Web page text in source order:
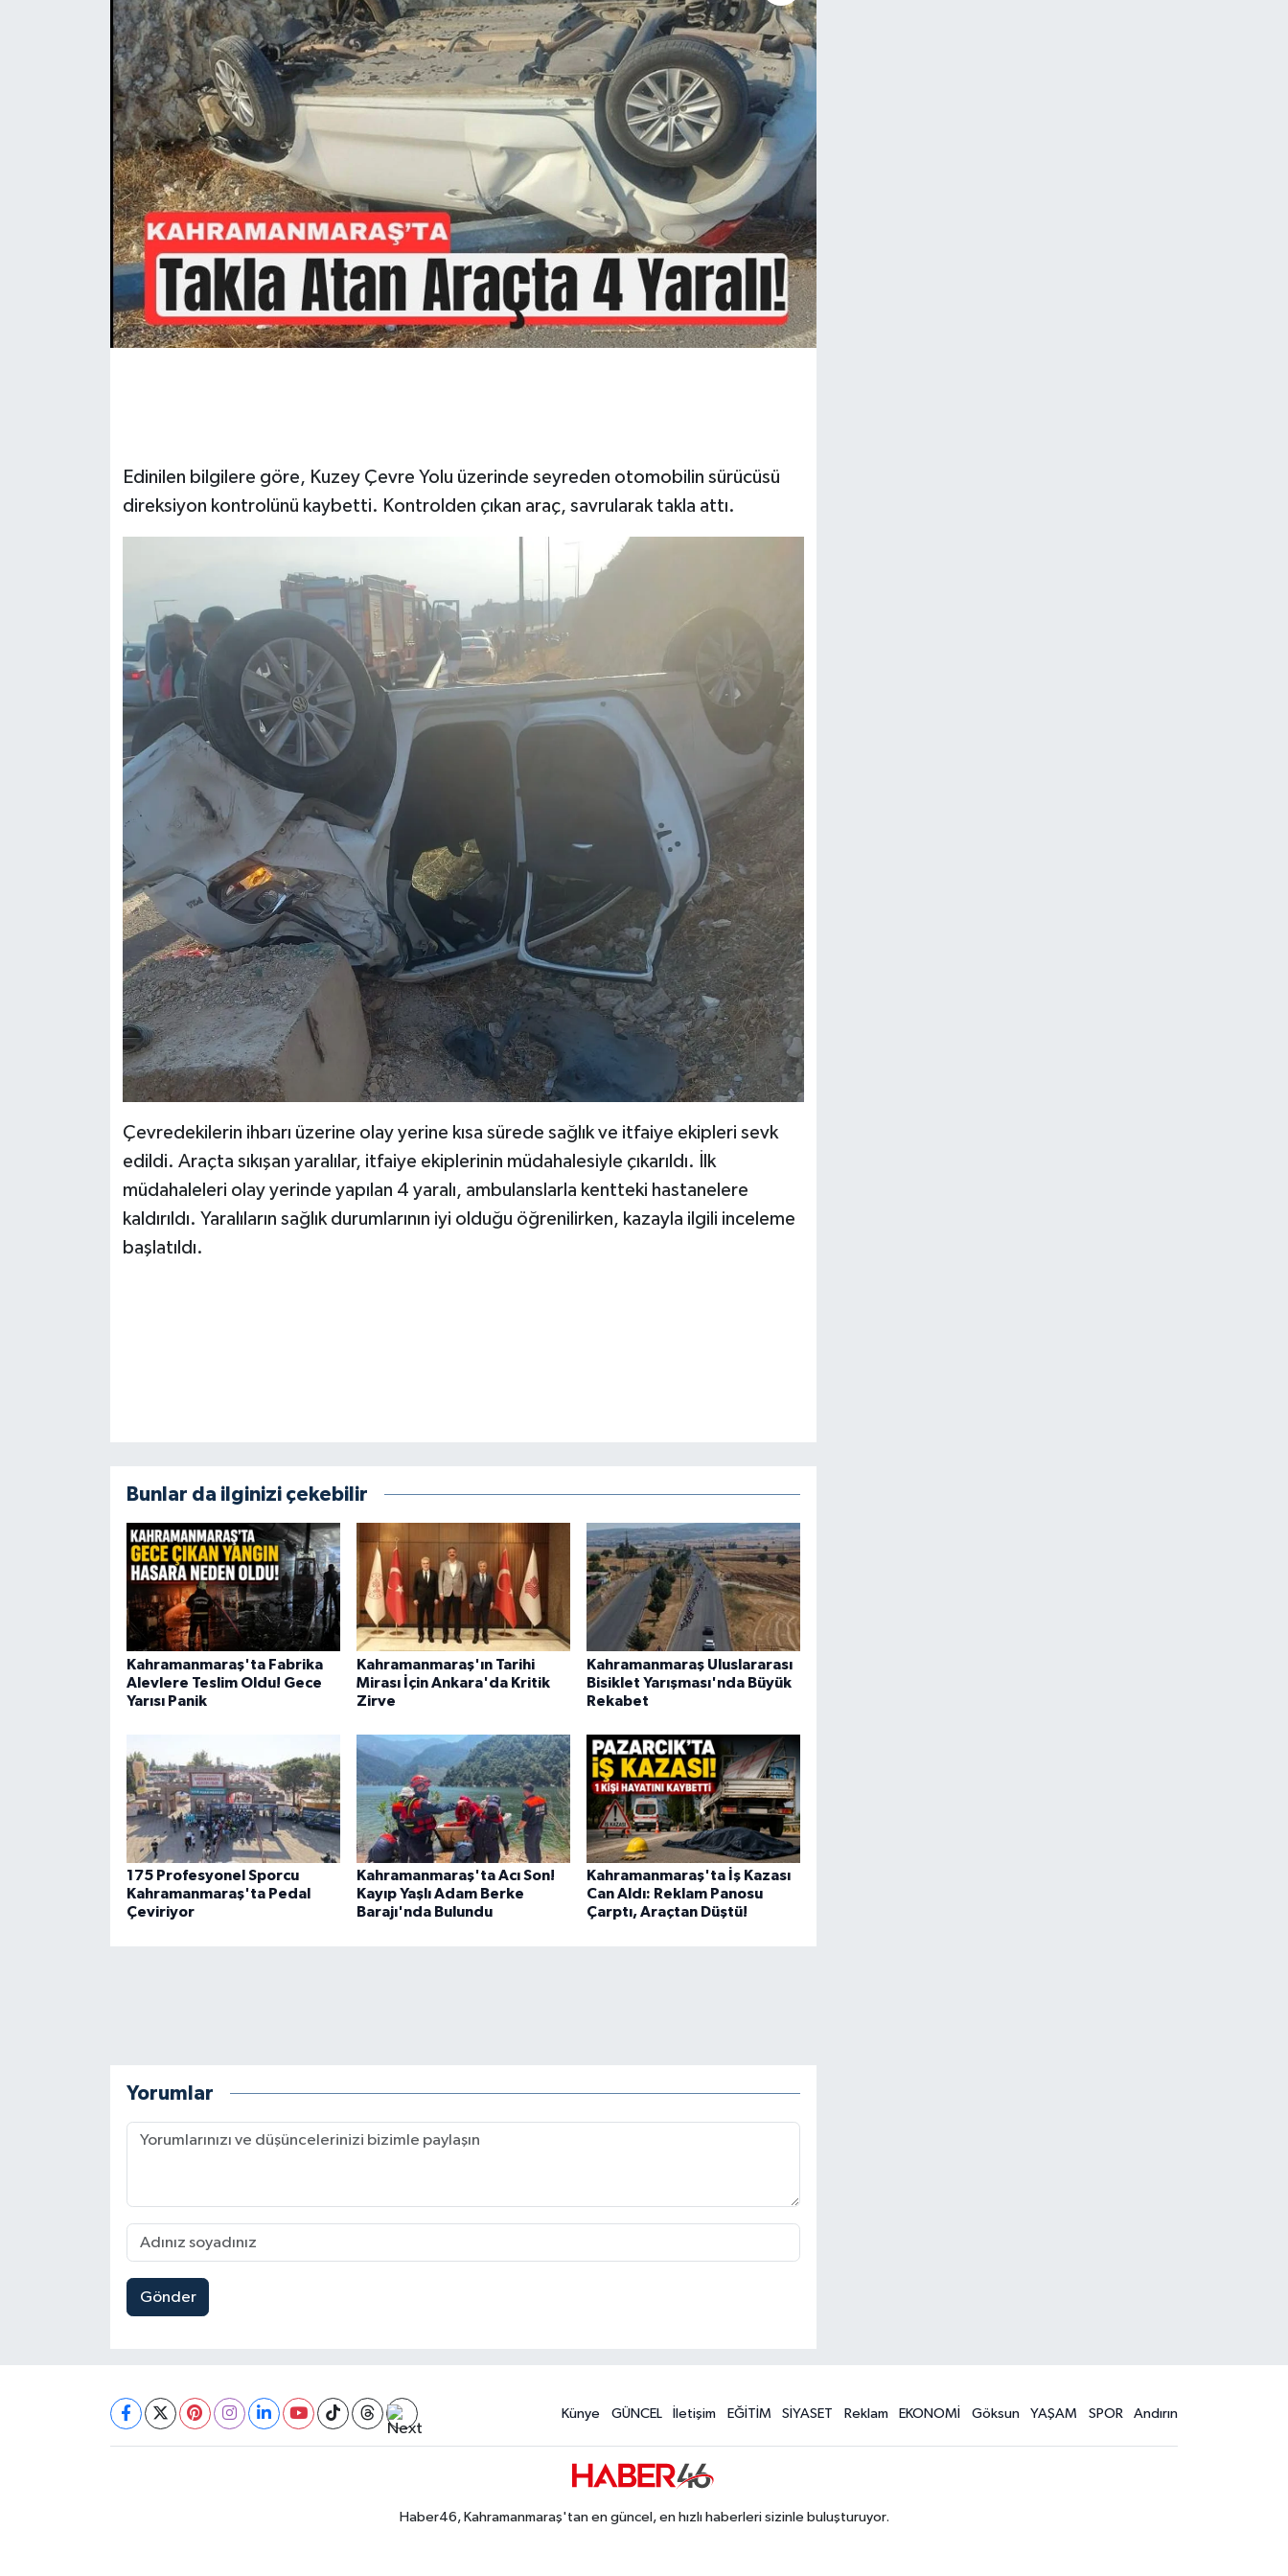
Edinilen bilgilere göre, Kuzey Çevre Yolu üzerinde seyreden otomobilin sürücüsü
direksiyon kontrolünü kaybetti. Kontrolden çıkan araç, savrularak takla attı.
Çevredekilerin ihbarı üzerine olay yerine kısa sürede sağlık ve itfaiye ekipleri sevk
edildi. Araçta sıkışan yaralılar, itfaiye ekiplerinin müdahalesiyle çıkarıldı. İlk
müdahaleleri olay yerinde yapılan 4 yaralı, ambulanslarla kentteki hastanelere
kaldırıldı. Yaralıların sağlık durumlarının iyi olduğu öğrenilirken, kazayla ilgili inceleme
başlatıldı.
Bunlar da ilginizi çekebilir
Kahramanmaraş'ta Fabrika
Alevlere Teslim Oldu! Gece
Yarısı Panik
Kahramanmaraş'ın Tarihi
Mirası İçin Ankara'da Kritik
Zirve
Kahramanmaraş Uluslararası
Bisiklet Yarışması'nda Büyük
Rekabet
175 Profesyonel Sporcu
Kahramanmaraş'ta Pedal
Çeviriyor
Kahramanmaraş'ta Acı Son!
Kayıp Yaşlı Adam Berke
Barajı'nda Bulundu
Kahramanmaraş'ta İş Kazası
Can Aldı: Reklam Panosu
Çarptı, Araçtan Düştü!
Yorumlar
Gönder
Künye GÜNCEL İletişim EĞİTİM SİYASET Reklam EKONOMİ Göksun YAŞAM SPOR Andırın
Haber46, Kahramanmaraş'tan en güncel, en hızlı haberleri sizinle buluşturuyor.
İLÇE HABERLERİ
KÜLTÜR-SANAT
ROPORTAJ
MAGAZİN
KADIN-AİLE
SEÇİM 2011
SİVİL TOPLUM
KİM KİMDİR
ÇEK GÖNDER
HEDEF2020
OTOMOBİL
BÖLGEDEN
BİLİM VE TEKNOLOJİ
YARIŞMALAR
HABERDE İNSAN